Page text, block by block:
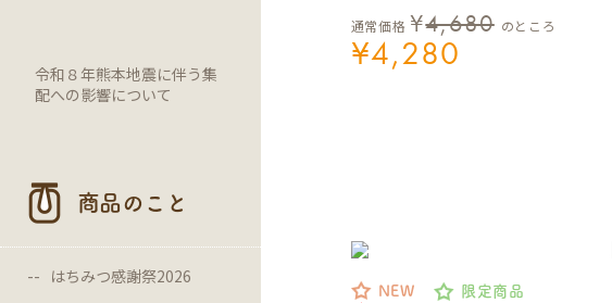
令和８年熊本地震に伴う集
配への影響について
商品のこと
はちみつ感謝祭2026
通常価格 ¥4,680 のところ
¥4,280
NEW
限定商品